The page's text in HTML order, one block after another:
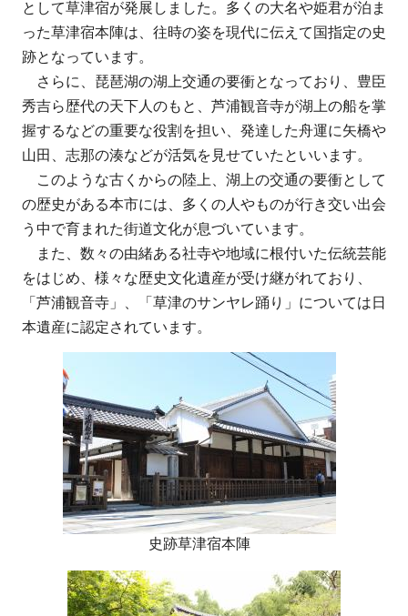
として草津宿が発展しました。多くの大名や姫君が泊ま
った草津宿本陣は、往時の姿を現代に伝えて国指定の史
跡となっています。
さらに、琵琶湖の湖上交通の要衝となっており、豊臣
秀吉ら歴代の天下人のもと、芦浦観音寺が湖上の船を掌
握するなどの重要な役割を担い、発達した舟運に矢橋や
山田、志那の湊などが活気を見せていたといいます。
このような古くからの陸上、湖上の交通の要衝として
の歴史がある本市には、多くの人やものが行き交い出会
う中で育まれた街道文化が息づいています。
また、数々の由緒ある社寺や地域に根付いた伝統芸能
をはじめ、様々な歴史文化遺産が受け継がれており、
「芦浦観音寺」、「草津のサンヤレ踊り」については日
本遺産に認定されています。
史跡草津宿本陣